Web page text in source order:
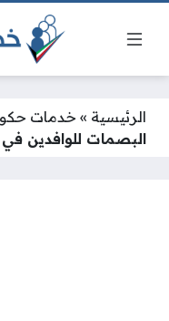
الرئيسية » خدمات
البصمات للوافدين في